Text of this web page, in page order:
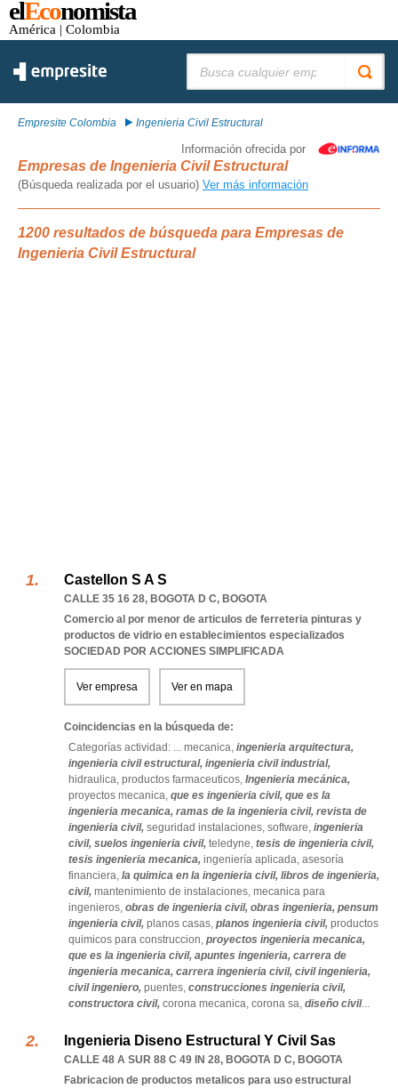
elEconomista
América | Colombia
Empresite Colombia Ingenieria Civil Estructural
Información ofrecida por
Empresas de Ingenieria Civil Estructural
(Búsqueda realizada por el usuario) Ver más información
1200 resultados de búsqueda para Empresas de
Ingenieria Civil Estructural
Castellon S A S
CALLE 35 16 28, BOGOTA D C, BOGOTA
Comercio al por menor de articulos de ferreteria pinturas y
productos de vidrio en establecimientos especializados
SOCIEDAD POR ACCIONES SIMPLIFICADA
Ver empresa Ver en mapa
Coincidencias en la búsqueda de:
Categorías actividad: ... mecanica, ingenieria arquitectura,
ingenieria civil estructural, ingenieria civil industrial,
hidraulica, productos farmaceuticos, Ingenieria mecánica,
proyectos mecanica, que es ingenieria civil, que es la
ingenieria mecanica, ramas de la ingenieria civil, revista de
ingenieria civil, seguridad instalaciones, software, ingenieria
civil, suelos ingenieria civil, teledyne, tesis de ingenieria civil,
tesis ingenieria mecanica, ingeniería aplicada, asesoría
financiera, la quimica en la ingenieria civil, libros de ingenieria,
civil, mantenimiento de instalaciones, mecanica para
ingenieros, obras de ingenieria civil, obras ingenieria, pensum
ingenieria civil, planos casas, planos ingenieria civil, productos
quimicos para construccion, proyectos ingenieria mecanica,
que es la ingenieria civil, apuntes ingenieria, carrera de
ingenieria mecanica, carrera ingenieria civil, civil ingenieria,
civil ingeniero, puentes, construcciones ingenieria civil,
constructora civil, corona mecanica, corona sa, diseño civil...
Ingenieria Diseno Estructural Y Civil Sas
CALLE 48 A SUR 88 C 49 IN 28, BOGOTA D C, BOGOTA
Fabricacion de productos metalicos para uso estructural